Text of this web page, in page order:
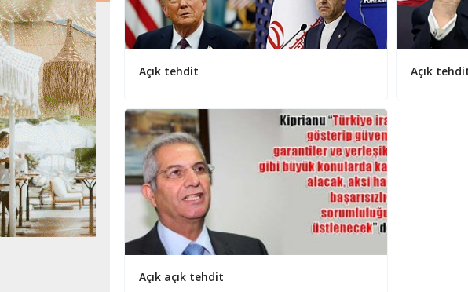
Açık tehdit Açık
Açık açık tehdit